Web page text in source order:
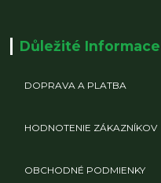
Důležité Informace
DOPRAVA A PLATBA
HODNOTENIE ZÁKAZNÍKOV
OBCHODNÉ PODMIENKY